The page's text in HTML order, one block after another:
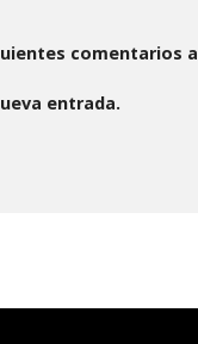
comentarios
entrada.